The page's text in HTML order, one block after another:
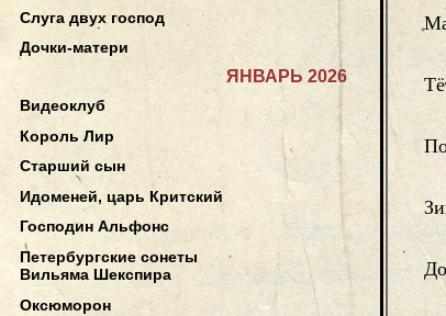
Слуга двух господ
Дочки-матери
ЯНВАРЬ 2026
Видеоклуб
Король Лир
Старший сын
Идоменей, царь Критский
Господин Альфонс
Петербургские сонеты
Вильяма Шекспира
Оксюморон